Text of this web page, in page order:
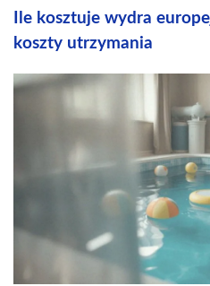
Ile kosztuje wydra
koszty utrzymania